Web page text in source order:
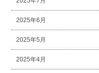
2025年6月
2025年5月
2025年4月